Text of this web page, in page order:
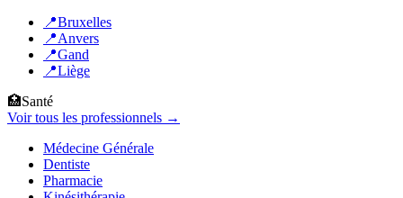
📍Bruxelles
📍Anvers
📍Gand
📍Liège
🏥Santé
Voir tous les professionnels →
Médecine Générale
Dentiste
Pharmacie